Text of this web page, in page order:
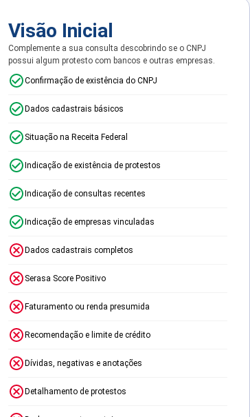
Visão Inicial
Complemente a sua consulta descobrindo se o CNPJ
possui algum protesto com bancos e outras empresas.
Confirmação de existência do CNPJ
Dados cadastrais básicos
Situação na Receita Federal
Indicação de existência de protestos
Indicação de consultas recentes
Indicação de empresas vinculadas
Dados cadastrais completos
Serasa Score Positivo
Faturamento ou renda presumida
Recomendação e limite de crédito
Dívidas, negativas e anotações
Detalhamento de protestos